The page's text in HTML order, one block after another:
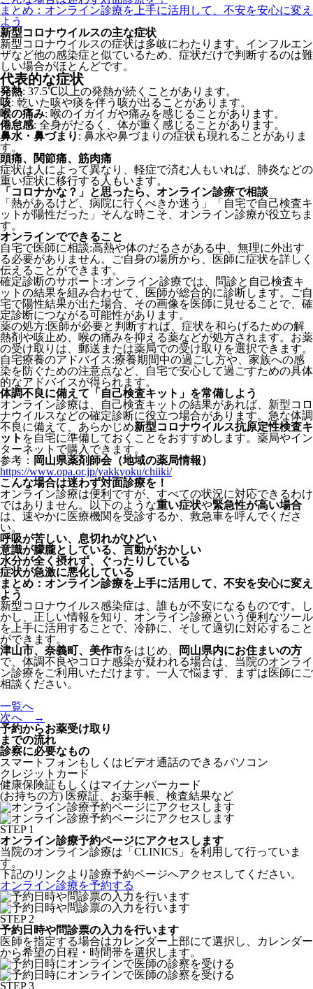
まとめ：オンライン診療を上手に活用して、不安を安心に変え
よう
新型コロナウイルスの主な症状
新型コロナウイルスの症状は多岐にわたります。インフルエン
ザなど他の感染症と似ているため、症状だけで判断するのは難
しい場合がほとんどです。
代表的な症状
発熱: 37.5℃以上の発熱が続くことがあります。
咳: 乾いた咳や痰を伴う咳が出ることがあります。
喉の痛み: 喉のイガイガや痛みを感じることがあります。
倦怠感: 全身がだるく、体が重く感じることがあります。
鼻水・鼻づまり : 鼻水や鼻づまりの症状も現れることがありま
す。
頭痛、関節痛、筋肉痛
症状は人によって異なり、軽症で済む人もいれば、肺炎などの
重い症状に移行する人もいます。
「コロナかな？」と思ったら、オンライン診療で相談
「熱があるけど、病院に行くべきか迷う」「自宅で自己検査キ
ットが陽性だった」そんな時こそ、オンライン診療が役立ちま
す。
オンラインでできること
自宅で医師に相談:高熱や体のだるさがある中、無理に外出す
る必要がありません。ご自身の場所から、医師に症状を詳しく
伝えることができます。
確定診断のサポート:オンライン診療では、問診と自己検査キ
ットの結果を組み合わせて、医師が総合的に診断します。ご自
宅で陽性結果が出た場合、その画像を医師に見せることで、確
定診断につながる可能性があります。
薬の処方:医師が必要と判断すれば、症状を和らげるための解
熱剤や咳止め、喉の痛みを抑える薬などが処方されます。お薬
の受け取りは、郵送または薬局での受け取りを選択できます。
自宅療養のアドバイス:療養期間中の過ごし方や、家族への感
染を防ぐための注意点など、自宅で安心して過ごすための具体
的なアドバイスが得られます。
体調不良に備えて「自己検査キット」を常備しよう
オンライン診療は、自己検査キットの結果があれば、新型コロ
ナウイルスなどの確定診断に役立つ場合があります。急な体調
不良に備えて、あらかじめ新型コロナウイルス抗原定性検査キ
ット を自宅に準備しておくことをおすすめします。薬局やイン
ターネットで購入できます。
参考： 岡山県薬剤師会（地域の薬局情報）
https://www.opa.or.jp/yakkyoku/chiiki/
こんな場合は迷わず対面診療を！
オンライン診療は便利ですが、すべての状況に対応できるわけ
ではありません。以下のような重い症状や緊急性が高い場合
は、速やかに医療機関を受診するか、救急車を呼んでくださ
い。
呼吸が苦しい、息切れがひどい
意識が朦朧としている、言動がおかしい
水分が全く摂れず、ぐったりしている
症状が急激に悪化している
まとめ：オンライン診療を上手に活用して、不安を安心に変え
よう
新型コロナウイルス感染症は、誰もが不安になるものです。し
かし、正しい情報を知り、オンライン診療という便利なツール
を上手に活用することで、冷静に、そして適切に対応すること
ができます。
津山市、奈義町、美作市をはじめ、
岡山県内にお住まいの方
で、体調不良やコロナ感染が疑われる場合は、当院のオンライ
ン診療をご利用いただけます。一人で悩まず、まずは医師にご
相談ください。
一覧へ
次へ →
予約からお薬受け取り
までの流れ
診察に必要なもの
スマートフォンもしくはビデオ通話のできるパソコン
クレジットカード
健康保険証もしくはマイナンバーカード
(お持ちの方) 医療証、お薬手帳、検査結果など
STEP 1
オンライン診療予約ページにアクセスします
当院のオンライン診療は「CLINICS」を利用して行っていま
す。
下記のリンクより診療予約ページへアクセスしてください。
オンライン診療を予約する
STEP 2
予約日時や問診票の入力を行います
医師を指定する場合はカレンダー上部にて選択し、カレンダー
から希望の日程・時間帯を選択します。
STEP 3